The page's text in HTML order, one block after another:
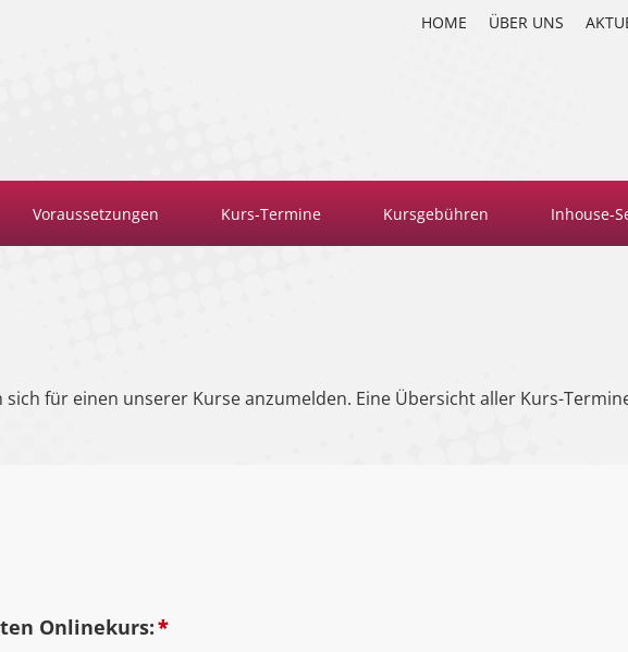
HOME ÜBER UNS
Voraussetzungen Kurs-Termine Kursgebühren Inhouse-
für einen unserer Kurse anzumelden. Eine Übersicht aller Kurs-
Onlinekurs:*